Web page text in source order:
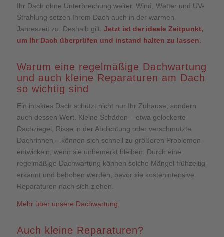
Ihr Dach ohne Unterbrechung weiter. Wind, Wetter und UV-
Strahlung setzen Ihrem Dach auch in der warmen
Jahreszeit zu. Deshalb gilt: Jetzt ist der ideale Zeitpunkt,
um Ihr Dach überprüfen und instand halten zu lassen.
Warum eine regelmäßige Dachwartung
und auch kleine Reparaturen am Dach
so wichtig sind
Ein intaktes Dach schützt nicht nur Ihr Zuhause, sondern
auch dessen Wert. Kleine Schäden – etwa gelockerte
Dachziegel, Risse in der Abdichtung oder verschmutzte
Dachrinnen – können sich schnell zu größeren Problemen
entwickeln, wenn sie unbemerkt bleiben. Durch eine
regelmäßige Dachwartung können solche Mängel frühzeitig
erkannt und behoben werden, bevor sie kostenintensive
Reparaturen nach sich ziehen.
Mehr über unsere Dachwartung.
Auch kleine Reparaturen?